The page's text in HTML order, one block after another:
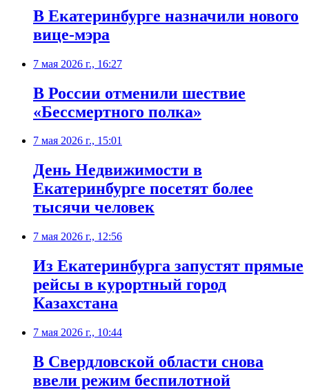
В Екатеринбурге назначили нового
вице-мэра
7 мая 2026 г., 16:27
В России отменили шествие
«Бессмертного полка»
7 мая 2026 г., 15:01
День Недвижимости в
Екатеринбурге посетят более
тысячи человек
7 мая 2026 г., 12:56
Из Екатеринбурга запустят прямые
рейсы в курортный город
Казахстана
7 мая 2026 г., 10:44
В Свердловской области снова
ввели режим беспилотной